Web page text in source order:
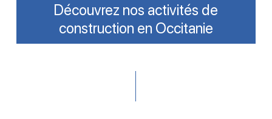
Découvrez nos activités de
construction en Occitanie